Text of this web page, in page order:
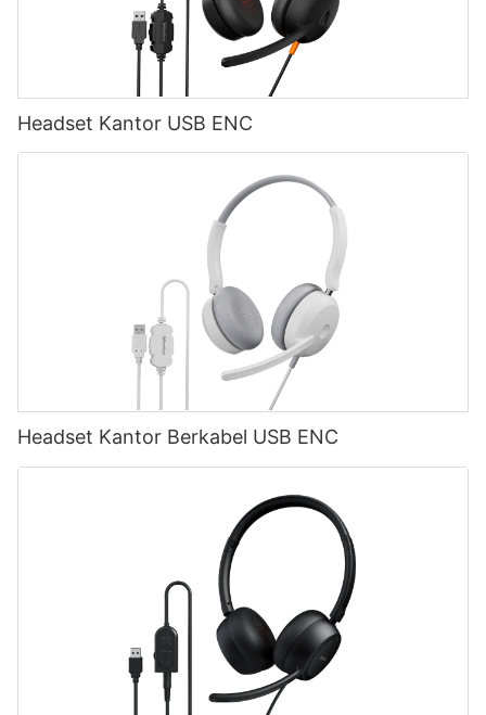
Headset Kantor USB ENC
Headset Kantor Berkabel USB ENC